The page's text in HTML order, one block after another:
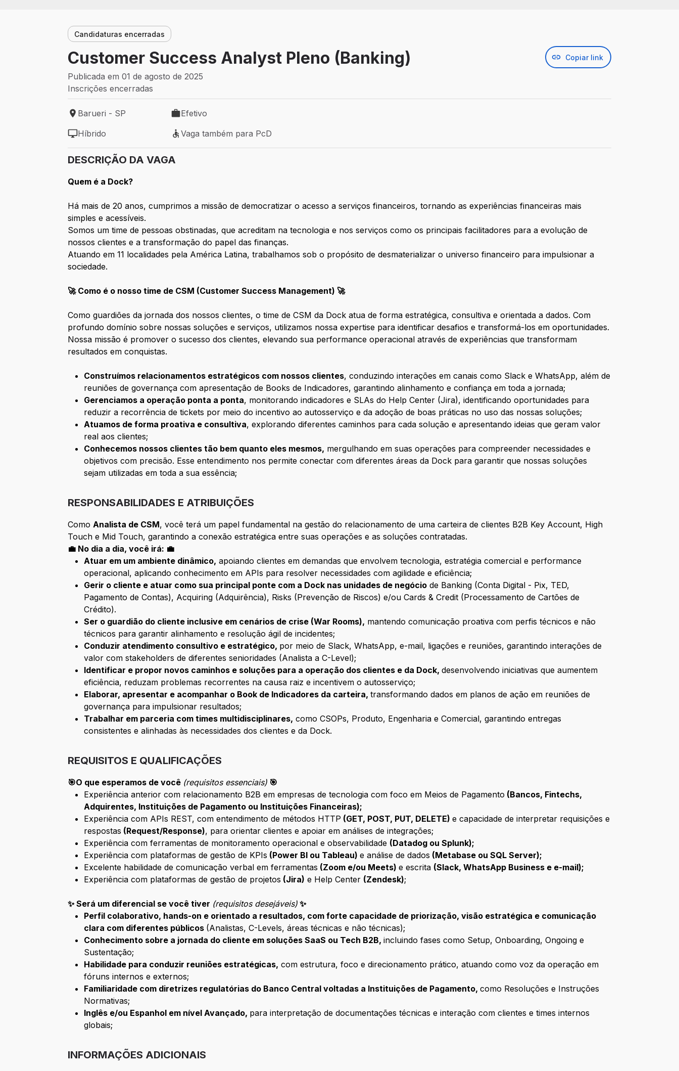
Candidaturas encerradas
Customer Success Analyst Pleno (Banking) Copiar link
Publicada em 01 de agosto de 2025
Inscrições encerradas
Local de trabalho: Barueri - SP
Barueri - SP
Tipo de vaga: Efetivo
Efetivo
Modelo de trabalho: Híbrido
Híbrido
Vaga também para PcD
Vaga também para PcD
DESCRIÇÃO DA VAGA
Quem é a Dock?
Há mais de 20 anos, cumprimos a missão de democratizar o acesso a serviços financeiros, tornando as experiências financeiras mais
simples e acessíveis.
Somos um time de pessoas obstinadas, que acreditam na tecnologia e nos serviços como os principais facilitadores para a evolução de
nossos clientes e a transformação do papel das finanças.
Atuando em 11 localidades pela América Latina, trabalhamos sob o propósito de desmaterializar o universo financeiro para impulsionar a
sociedade.
🚀 Como é o nosso time de CSM (Customer Success Management) 🚀
Como guardiões da jornada dos nossos clientes, o time de CSM da Dock atua de forma estratégica, consultiva e orientada a dados. Com
profundo domínio sobre nossas soluções e serviços, utilizamos nossa expertise para identificar desafios e transformá-los em oportunidades.
Nossa missão é promover o sucesso dos clientes, elevando sua performance operacional através de experiências que transformam
resultados em conquistas.
Construímos relacionamentos estratégicos com nossos clientes, conduzindo interações em canais como Slack e WhatsApp, além de
reuniões de governança com apresentação de Books de Indicadores, garantindo alinhamento e confiança em toda a jornada;
Gerenciamos a operação ponta a ponta, monitorando indicadores e SLAs do Help Center (Jira), identificando oportunidades para
reduzir a recorrência de tickets por meio do incentivo ao autosserviço e da adoção de boas práticas no uso das nossas soluções;
Atuamos de forma proativa e consultiva, explorando diferentes caminhos para cada solução e apresentando ideias que geram valor
real aos clientes;
Conhecemos nossos clientes tão bem quanto eles mesmos, mergulhando em suas operações para compreender necessidades e
objetivos com precisão. Esse entendimento nos permite conectar com diferentes áreas da Dock para garantir que nossas soluções
sejam utilizadas em toda a sua essência;
RESPONSABILIDADES E ATRIBUIÇÕES
ComoAnalista de CSM, você terá um papel fundamental na gestão do relacionamento de uma carteira de clientes B2B Key Account, High
Touch e Mid Touch, garantindo a conexão estratégica entre suas operações e as soluções contratadas.
💼 No dia a dia, você irá: 💼
Atuar em um ambiente dinâmico, apoiando clientes em demandas que envolvem tecnologia, estratégia comercial e performance
operacional, aplicando conhecimento em APIs para resolver necessidades com agilidade e eficiência;
Gerir o cliente e atuar como sua principal ponte com a Dock nas unidades de negócio de Banking (Conta Digital - Pix, TED,
Pagamento de Contas), Acquiring (Adquirência), Risks (Prevenção de Riscos) e/ou Cards & Credit (Processamento de Cartões de
Crédito).
Ser o guardião do cliente inclusive em cenários de crise (War Rooms), mantendo comunicação proativa com perfis técnicos e não
técnicos para garantir alinhamento e resolução ágil de incidentes;
Conduzir atendimento consultivo e estratégico, por meio de Slack, WhatsApp, e-mail, ligações e reuniões, garantindo interações de
valor com stakeholders de diferentes senioridades (Analista a C-Level);
Identificar e propor novos caminhos e soluções para a operação dos clientes e da Dock,desenvolvendo iniciativas que aumentem
eficiência, reduzam problemas recorrentes na causa raiz e incentivem o autosserviço;
Elaborar, apresentar e acompanhar o Book de Indicadores da carteira,transformando dados em planos de ação em reuniões de
governança para impulsionar resultados;
Trabalhar em parceria com times multidisciplinares, como CSOPs, Produto, Engenharia e Comercial, garantindo entregas
consistentes e alinhadas às necessidades dos clientes e da Dock.
REQUISITOS E QUALIFICAÇÕES
🎯O que esperamos de você (requisitos essenciais) 🎯
Experiência anterior com relacionamento B2B em empresas de tecnologia com foco em Meios de Pagamento (Bancos, Fintechs,
Adquirentes, Instituições de Pagamento ou Instituições Financeiras);
Experiência com APIs REST, com entendimento de métodos HTTP (GET, POST, PUT, DELETE)e capacidade de interpretar requisições e
respostas (Request/Response), para orientar clientes e apoiar em análises de integrações;
Experiência com ferramentas de monitoramento operacional e observabilidade (Datadog ou Splunk);
Experiência com plataformas de gestão de KPIs (Power BI ou Tableau)e análise de dados (Metabase ou SQL Server);
Excelente habilidade de comunicação verbal em ferramentas (Zoom e/ou Meets)e escrita (Slack, WhatsApp Business e e-mail);
Experiência com plataformas de gestão de projetos (Jira) e Help Center (Zendesk);
✨ Será um diferencial se você tiver (requisitos desejáveis) ✨
Perfil colaborativo, hands-on e orientado a resultados, com forte capacidade de priorização, visão estratégica e comunicação
clara com diferentes públicos (Analistas, C-Levels, áreas técnicas e não técnicas);
Conhecimento sobre a jornada do cliente em soluções SaaS ou Tech B2B,incluindo fases como Setup, Onboarding, Ongoing e
Sustentação;
Habilidade para conduzir reuniões estratégicas, com estrutura, foco e direcionamento prático, atuando como voz da operação em
fóruns internos e externos;
Familiaridade com diretrizes regulatórias do Banco Central voltadas a Instituições de Pagamento,como Resoluções e Instruções
Normativas;
Inglês e/ou Espanhol em nível Avançado, para interpretação de documentações técnicas e interação com clientes e times internos
globais;
INFORMAÇÕES ADICIONAIS